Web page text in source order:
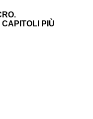
CAPITOLI PIÙ